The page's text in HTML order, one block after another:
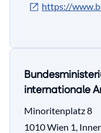
https://
internationale
Minoritenplatz 8
1010 Wien 1,